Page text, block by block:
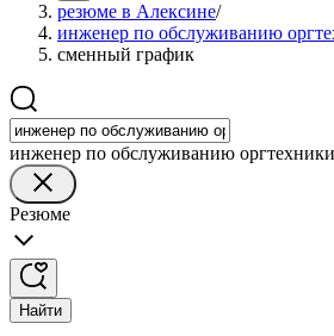
резюме в Алексине/
инженер по обслуживанию
сменный график
инженер по обслуживанию оргтехники
Резюме
Найти